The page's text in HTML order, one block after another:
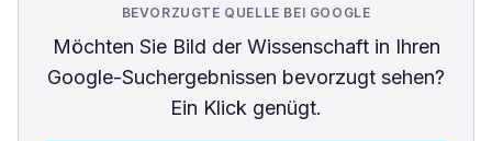
BEVORZUGTE QUELLE BEI GOOGLE
Möchten Sie Bild der Wissenschaftin Ihren
Google-Suchergebnissen bevorzugt sehen?
Ein Klick genügt.